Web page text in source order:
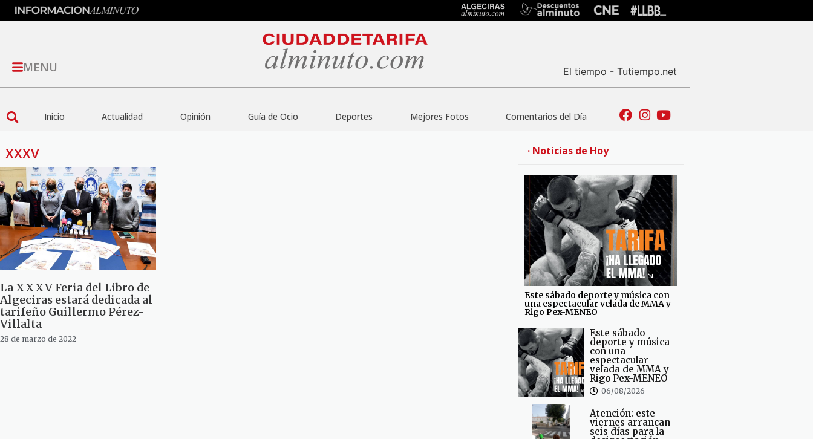
MENU El tiempo - Tutiempo.net
Inicio Actualidad Opinión Guía de Ocio Deportes Mejores Fotos Comentarios del Día
XXXV
La XXXV Feria del Libro de
Algeciras estará dedicada al
tarifeño Guillermo Pérez-
Villalta
28 de marzo de 2022
· Noticias de Hoy
Este sábado deporte y música con
una espectacular velada de MMA y
Rigo Pex-MENEO
Este sábado
deporte y música
con una
espectacular
velada de MMA y
Rigo Pex-MENEO
06/08/2026
Atención: este
viernes arrancan
seis días para la